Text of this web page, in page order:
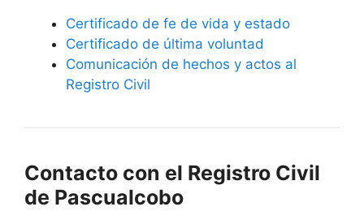
Certificado de fe de vida y estado
Certificado de última voluntad
Comunicación de hechos y actos al
Registro Civil
Contacto con el Registro Civil
de Pascualcobo